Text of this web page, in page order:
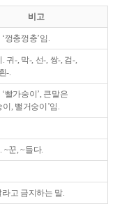
비고
껑충껑충’임.
귀-, 막-, 선-, 쌍-, 검-,
-.
빨가숭이’, 큰말은
이, 뻘거숭이’임.
~꾼, ~들다.
고 금지하는 말.